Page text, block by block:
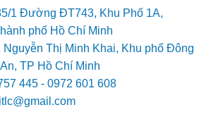
1 Đường ĐT743, Khu Phố 1A,
phố Hồ Chí Minh
Nguyễn Thị Minh Khai, Khu phố Đông
TP Hồ Chí Minh
445 - 0972 601 608